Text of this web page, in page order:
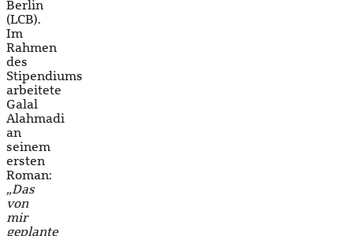
Berlin
(LCB).
Im
Rahmen
des
Stipendiums
arbeitete
Galal
Alahmadi
an
seinem
ersten
Roman:
„Das
von
mir
geplante